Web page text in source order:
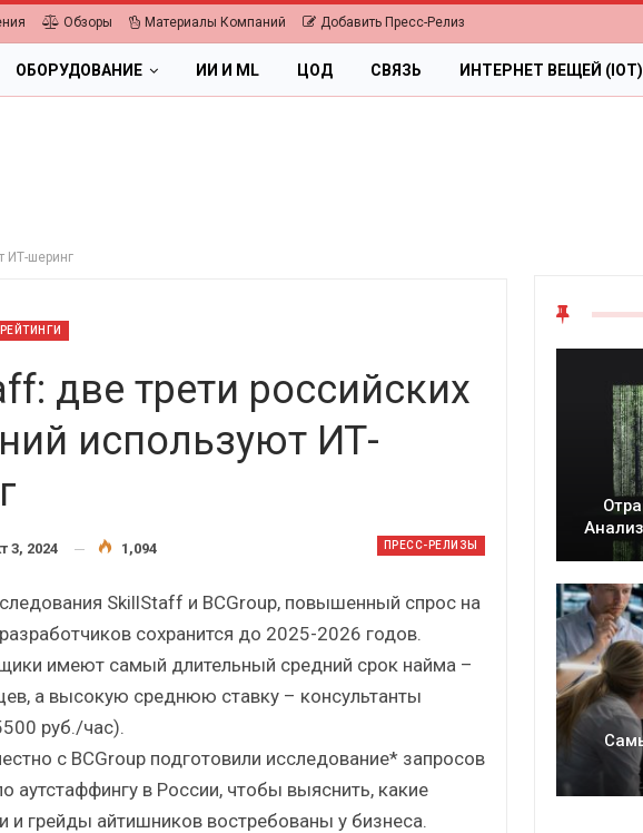
Обзоры Материалы Компаний Добавить Пресс-Релиз
ОБОРУДОВАНИЕ ИИ И ML ЦОД СВЯЗЬ ИНТЕРНЕТ ВЕЩЕЙ (IOT)
ИТ-шеринг
РЕЙТИНГИ
две трети российских
используют ИТ-
ПРЕСС-РЕЛИЗЫ
3, 2024 1,094
SkillStaff и BCGroup, повышенный спрос на
сохранится до 2025-2026 годов.
имеют самый длительный средний срок найма –
а высокую среднюю ставку – консультанты
руб./час).
с BCGroup подготовили исследование* запросов
аутстаффингу в России, чтобы выяснить, какие
и грейды айтишников востребованы у бизнеса.
ИБП
Отрасль ИБП в депрессии?
Часть II.
Анализ российского рынка ИБП
рынка ИБП